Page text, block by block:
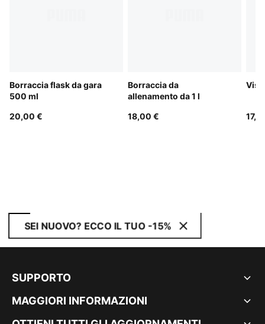
Borraccia flask da gara
500 ml
20,00 €
Borraccia da
allenamento da 1 l
18,00 €
SEI NUOVO? ECCO IL TUO -15%
SUPPORTO
MAGGIORI INFORMAZIONI